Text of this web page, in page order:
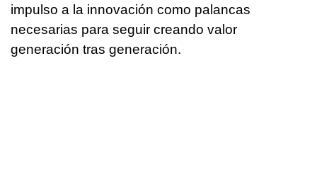
impulso a la innovación como palancas
necesarias para seguir creando valor
generación tras generación.